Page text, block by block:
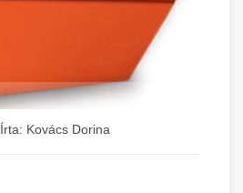
Írta: Kovács Dorina